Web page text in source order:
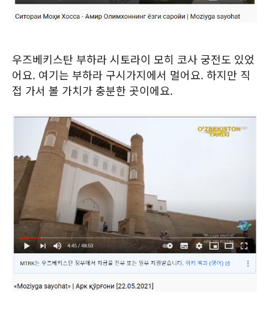
우즈베키스탄 부하라 시토라이 모히 코사 궁전도 있었
어요. 여기는 부하라 구시가지에서 멀어요. 하지만 직
접 가서 볼 가치가 충분한 곳이에요.